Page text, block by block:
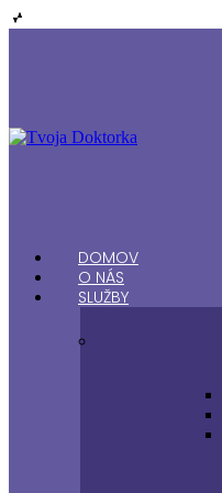
DOMOV
O NÁS
SLUŽBY
Domov
O nás
Služby
Cenník